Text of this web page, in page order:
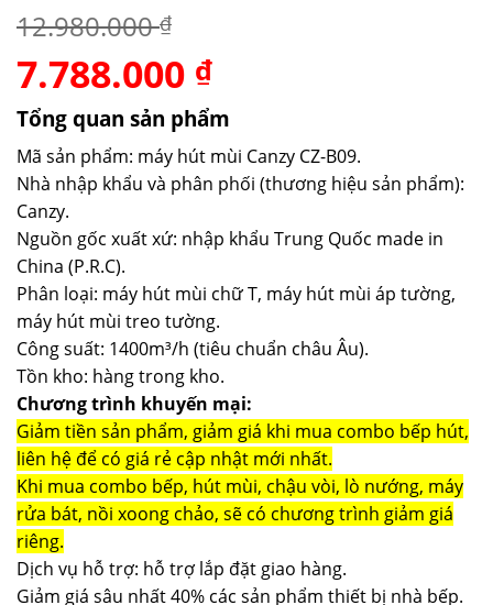
12.980.000₫
Giá
gốc
là:
12.980.000 ₫.
7.788.000 ₫Giá
tại
là:
7.788.000 ₫.
Tổng quan sản phẩm
Mã sản phẩm: máy hút mùi Canzy CZ-B09.
Nhà nhập khẩu và phân phối (thương hiệu sản phẩm):
Canzy.
Nguồn gốc xuất xứ: nhập khẩu Trung Quốc made in
China (P.R.C).
Phân loại: máy hút mùi chữ T, máy hút mùi áp tường,
máy hút mùi treo tường.
Công suất: 1400m³/h (tiêu chuẩn châu Âu).
Tồn kho: hàng trong kho.
Chương trình khuyến mại:
Giảm tiền sản phẩm, giảm giá khi mua combo bếp hút,
liên hệ để có giá rẻ cập nhật mới nhất.
Khi mua combo bếp, hút mùi, chậu vòi, lò nướng, máy
rửa bát, nồi xoong chảo, sẽ có chương trình giảm giá
riêng.
Dịch vụ hỗ trợ: hỗ trợ lắp đặt giao hàng.
Giảm giá sâu nhất 40% các sản phẩm thiết bị nhà bếp.